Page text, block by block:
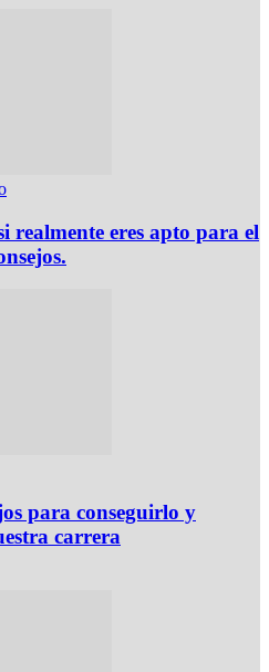
realmente eres apto para el
para conseguirlo y
carrera